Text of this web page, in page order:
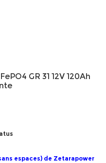
GR 31 12V 120Ah
espaces) de Zetarapower